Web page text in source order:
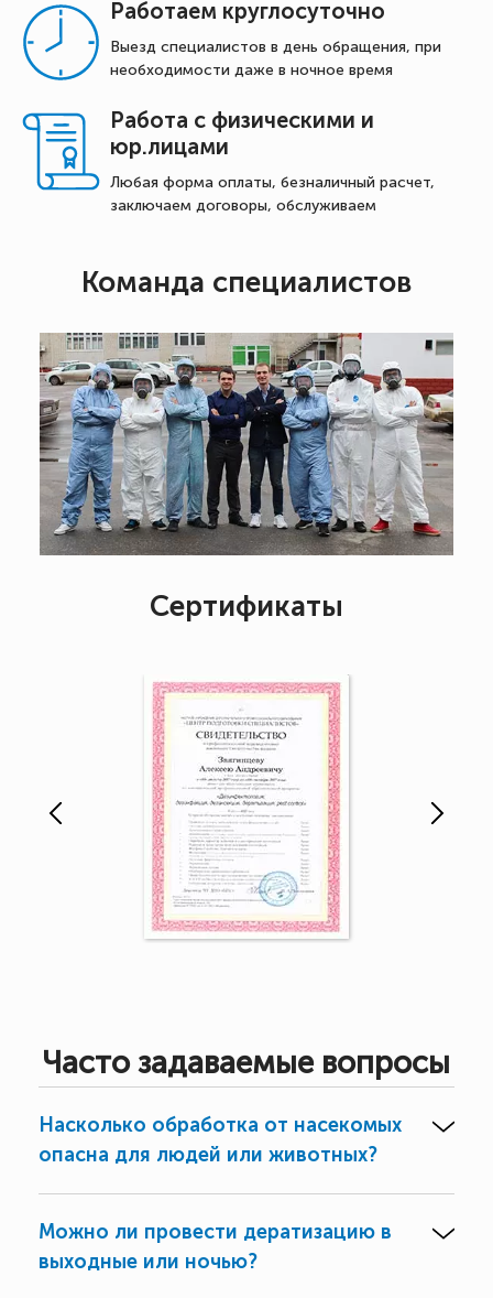
Работаем круглосуточно
Выезд специалистов в день обращения, при
необходимости даже в ночное время
Работа с физическими и
юр.лицами
Любая форма оплаты, безналичный расчет,
заключаем договоры, обслуживаем
Команда специалистов
Сертификаты
Часто задаваемые вопросы
Насколько обработка от насекомых
опасна для людей или животных?
Можно ли провести дератизацию в
выходные или ночью?